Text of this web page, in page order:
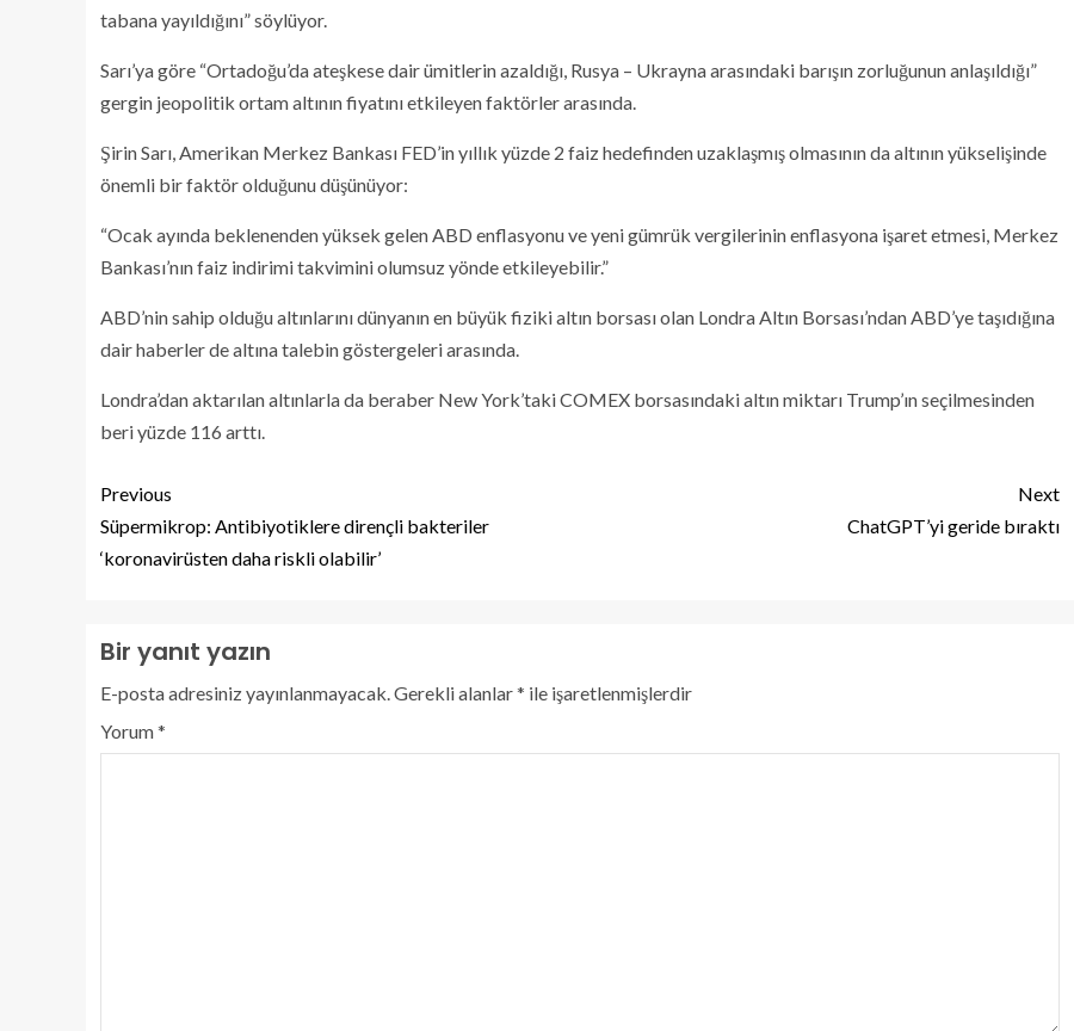
tabana yayıldığını” söylüyor.
Sarı’ya göre “Ortadoğu’da ateşkese dair ümitlerin azaldığı, Rusya – Ukrayna arasındaki barışın zorluğunun anlaşıldığı”
gergin jeopolitik ortam altının fiyatını etkileyen faktörler arasında.
Şirin Sarı, Amerikan Merkez Bankası FED’in yıllık yüzde 2 faiz hedefinden uzaklaşmış olmasının da altının yükselişinde
önemli bir faktör olduğunu düşünüyor:
“Ocak ayında beklenenden yüksek gelen ABD enflasyonu ve yeni gümrük vergilerinin enflasyona işaret etmesi, Merkez
Bankası’nın faiz indirimi takvimini olumsuz yönde etkileyebilir.”
ABD’nin sahip olduğu altınlarını dünyanın en büyük fiziki altın borsası olan Londra Altın Borsası’ndan ABD’ye taşıdığına
dair haberler de altına talebin göstergeleri arasında.
Londra’dan aktarılan altınlarla da beraber New York’taki COMEX borsasındaki altın miktarı Trump’ın seçilmesinden
beri yüzde 116 arttı.
Previous
Süpermikrop: Antibiyotiklere dirençli bakteriler
‘koronavirüsten daha riskli olabilir’
Next
ChatGPT’yi geride bıraktı
Bir yanıt yazın
E-posta adresiniz yayınlanmayacak. Gerekli alanlar* ile işaretlenmişlerdir
Yorum*